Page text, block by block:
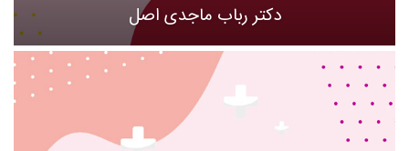
دکتر رباب ماجدی اصل